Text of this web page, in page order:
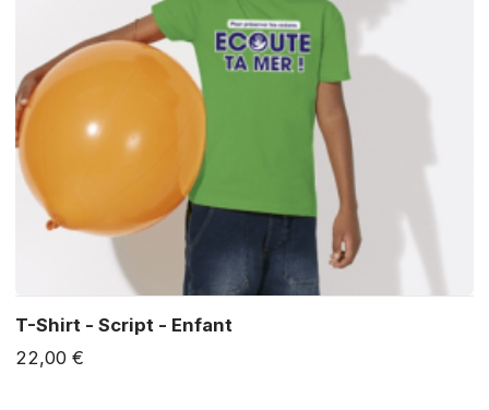
T-Shirt - Script - Enfant
22,00 €